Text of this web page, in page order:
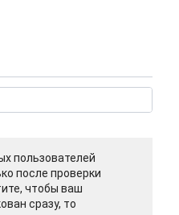
пользователей
после проверки
чтобы ваш
сразу, то